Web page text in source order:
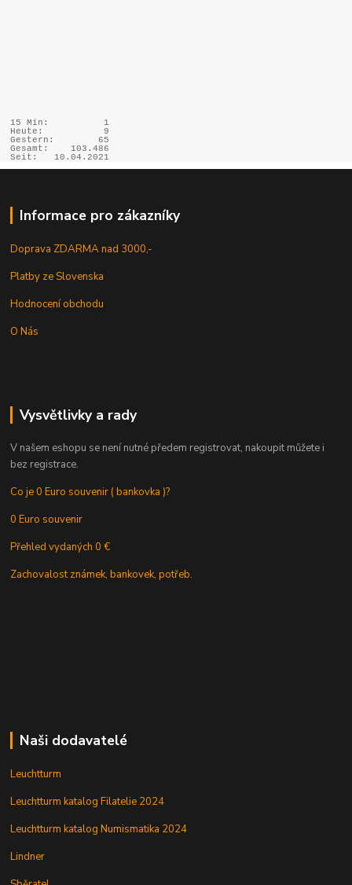
15 Min:
1
Heute:
9
Gestern:
65
Gesamt:
103.486
Seit:
10.04.2021
Informace pro zákazníky
Doprava ZDARMA nad 3000,-
Platby ze Slovenska
Hodnocení obchodu
O Nás
Vysvětlivky a rady
V našem eshopu se není nutné předem registrovat, nakoupit můžete i
bez registrace.
Co je 0 Euro souvenir ( bankovka )?
0 Euro souvenir
Přehled vydaných 0 €
Zachovalost známek, bankovek, potřeb.
Naši dodavatelé
Leuchtturm
Leuchtturm katalog Filatelie 2024
Leuchtturm katalog Numismatika 2024
Lindner